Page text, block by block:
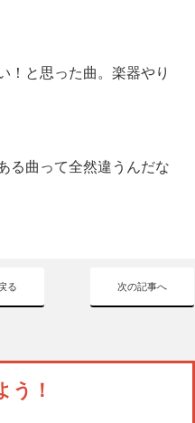
！と思った曲。楽器やり
る曲って全然違うんだな
る 次の記事へ
う！